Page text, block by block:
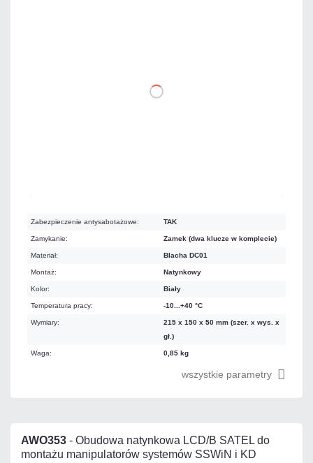
Zabezpieczenie antysabotażowe: TAK
Zamykanie: Zamek (dwa klucze w komplecie)
Materiał: Blacha DC01
Montaż: Natynkowy
Kolor: Biały
Temperatura pracy: -10...+40 °C
Wymiary:
215 x 150 x 50 mm (szer. x wys. x
gł.)
Waga: 0,85 kg
wszystkie parametry
AWO353 - Obudowa natynkowa LCD/B SATEL do
montażu manipulatorów systemów SSWiN i KD